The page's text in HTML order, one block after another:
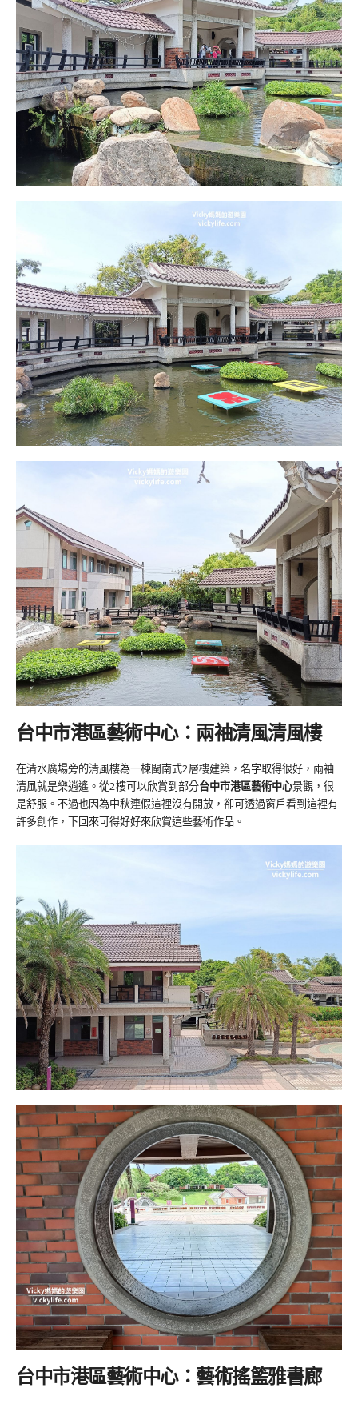
台中市港區藝術中心：兩袖清風清風樓
在清水廣場旁的清風樓為一棟閩南式2層樓建築，名字取得很好，兩袖
清風就是樂逍遙。從2樓可以欣賞到部分台中市港區藝術中心景觀，很
是舒服。不過也因為中秋連假這裡沒有開放，卻可透過窗戶看到這裡有
許多創作，下回來可得好好來欣賞這些藝術作品。
台中市港區藝術中心：藝術搖籃雅書廊